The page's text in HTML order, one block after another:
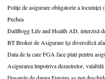
Polițe de asigurare obligatorie a
Pechea
DallBogg Life and Health AD, interzisă
BT Broker de Asigurare își diversifică
Data de la care FGA face plati pentru
Asigurarea împotriva dezastrelor,
Dosarele de dauna Euroins se pot